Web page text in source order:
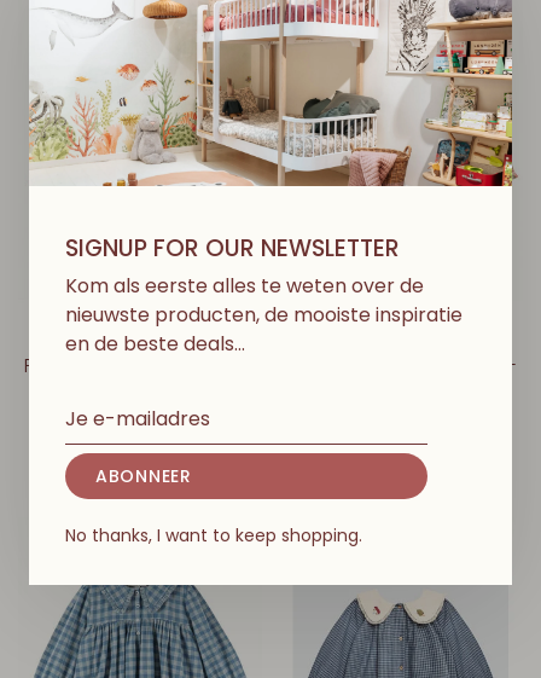
EMILE ET IDA
Robe Ample Col Volant -
€89,00
Robe Ample Col Volant -
New
SIGNUP FOR OUR NEWSLETTER
Kom als eerste alles te weten over de
nieuwste producten, de mooiste inspiratie
en de beste deals…
ABONNEER
No thanks, I want to keep shopping.